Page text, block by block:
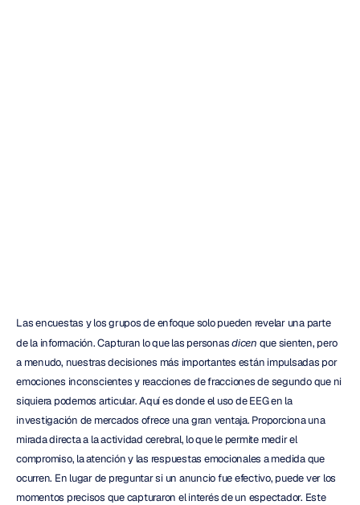
Las encuestas y los grupos de enfoque solo pueden revelar una parte
de la información. Capturan lo que las personas dicen que sienten, pero
a menudo, nuestras decisiones más importantes están impulsadas por
emociones inconscientes y reacciones de fracciones de segundo que ni
siquiera podemos articular. Aquí es donde el uso de EEG en la
investigación de mercados ofrece una gran ventaja. Proporciona una
mirada directa a la actividad cerebral, lo que le permite medir el
compromiso, la atención y las respuestas emocionales a medida que
ocurren. En lugar de preguntar si un anuncio fue efectivo, puede ver los
momentos precisos que capturaron el interés de un espectador. Este